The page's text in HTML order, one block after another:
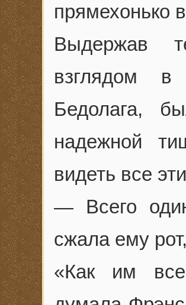
прямехонько
Выдержав
взглядом в
Бедолага,
надежной
видеть все
— Всего
сжала ему
«Как им